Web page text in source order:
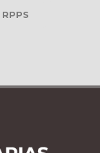
RPPS